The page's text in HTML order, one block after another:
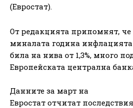
(Евростат).
От редакцията припомнят, че
миналата година инфлацията
била на нива от 1,3%, много
Европейската централна
Данните за март на
Евростат отчитат